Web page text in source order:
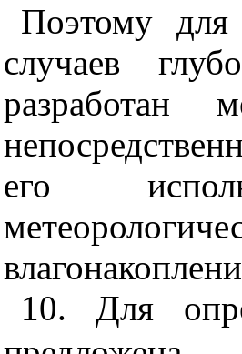
Поэтому для
случаев
разработан
его
10. Для